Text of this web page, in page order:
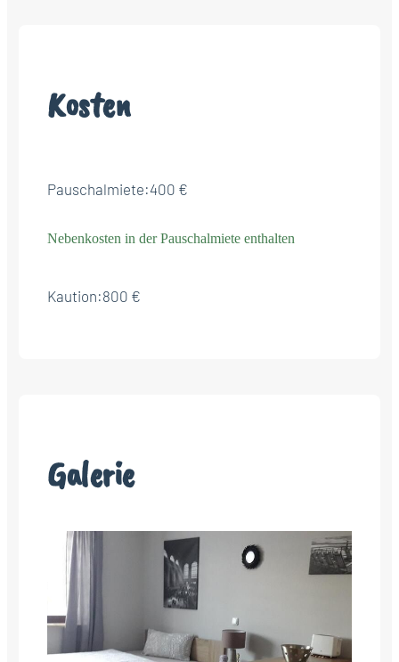
Kosten
Pauschalmiete:400 €
Nebenkosten in der Pauschalmiete enthalten
Kaution:800 €
Galerie